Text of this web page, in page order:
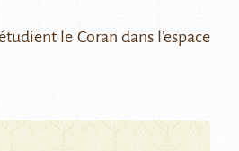
le Coran dans l’espace